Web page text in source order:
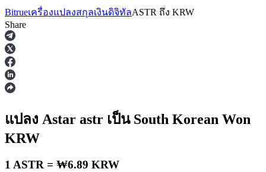
ฟิวเจอร์ส
Bitrueเครื่องแปลงสกุลเงินดิจิทัลASTR ถึง KRW
Share
แปลง Astar astr เป็น South Korean Won
KRW
1 ASTR = ₩6.89 KRW